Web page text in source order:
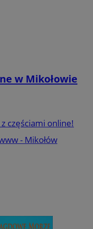
w Mikołowie
częściami online!
- Mikołów